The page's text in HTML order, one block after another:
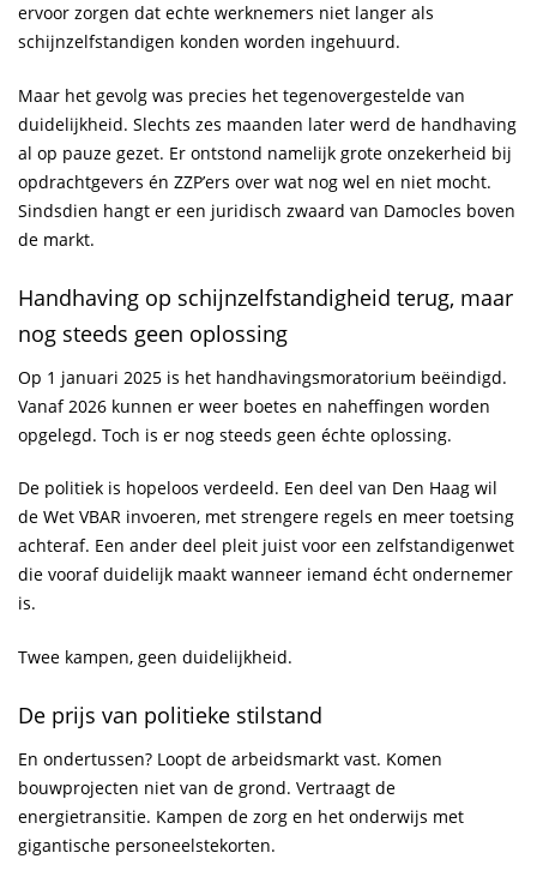
ervoor zorgen dat echte werknemers niet langer als
schijnzelfstandigen konden worden ingehuurd.
Maar het gevolg was precies het tegenovergestelde van
duidelijkheid. Slechts zes maanden later werd de handhaving
al op pauze gezet. Er ontstond namelijk grote onzekerheid bij
opdrachtgevers én ZZP’ers over wat nog wel en niet mocht.
Sindsdien hangt er een juridisch zwaard van Damocles boven
de markt.
Handhaving op schijnzelfstandigheid terug, maar
nog steeds geen oplossing
Op 1 januari 2025 is het handhavingsmoratorium beëindigd.
Vanaf 2026 kunnen er weer boetes en naheffingen worden
opgelegd. Toch is er nog steeds geen échte oplossing.
De politiek is hopeloos verdeeld. Een deel van Den Haag wil
de Wet VBAR invoeren, met strengere regels en meer toetsing
achteraf. Een ander deel pleit juist voor een zelfstandigenwet
die vooraf duidelijk maakt wanneer iemand écht ondernemer
is.
Twee kampen, geen duidelijkheid.
De prijs van politieke stilstand
En ondertussen? Loopt de arbeidsmarkt vast. Komen
bouwprojecten niet van de grond. Vertraagt de
energietransitie. Kampen de zorg en het onderwijs met
gigantische personeelstekorten.